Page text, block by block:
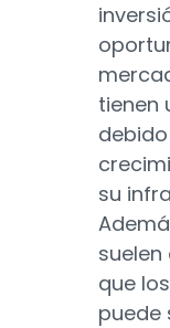
tienen
su
que
puede